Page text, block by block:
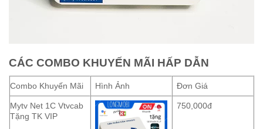
CÁC COMBO KHUYẾN MÃI HẤP DẪN
Combo Khuyến Mãi Hình Ảnh Đơn Giá
Mytv Net 1C Vtvcab
Tặng TK VIP
750,000đ